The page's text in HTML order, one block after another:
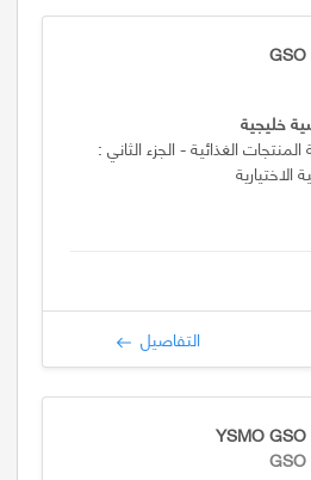
خليجية
الغذائية - الجزء الثاني :
الاختيارية
التفاصيل
YSMO